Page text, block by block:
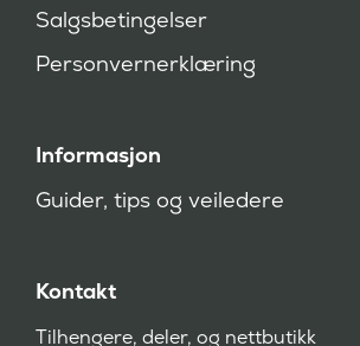
Salgsbetingelser
Personvernerklæring
Informasjon
Guider, tips og veiledere
d
Kontakt
Tilhengere, deler, og nettbutikk